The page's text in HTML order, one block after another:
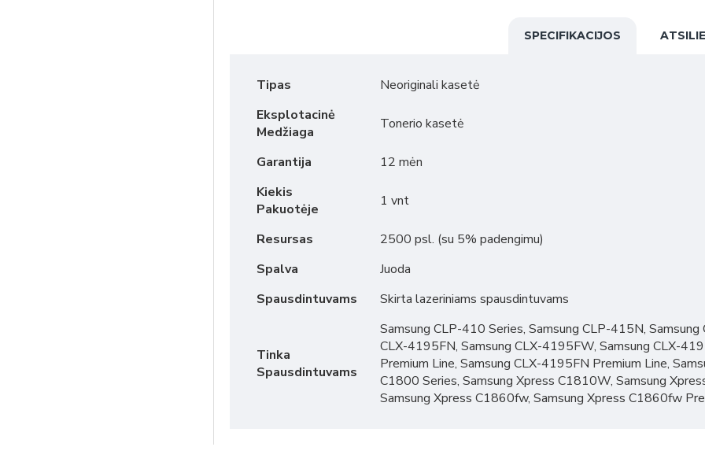
SPECIFIKACIJOS
Tipas
Neoriginali kasetė
Eksplotacinė
Medžiaga
Tonerio kasetė
Garantija
12 mėn
Kiekis
Pakuotėje
1 vnt
Resursas
2500 psl. (su 5% padengimu)
Spalva
Juoda
Spausdintuvams
Skirta lazeriniams spausdintuvams
Tinka
Spausdintuvams
Samsung CLP-410 Series, Samsung CLP-415N,
CLX-4195FN, Samsung CLX-4195FW, Samsung CLX-
Premium Line, Samsung CLX-4195FN Premium Line,
C1800 Series, Samsung Xpress C1810W, Samsung
Samsung Xpress C1860fw, Samsung Xpress C1860fw